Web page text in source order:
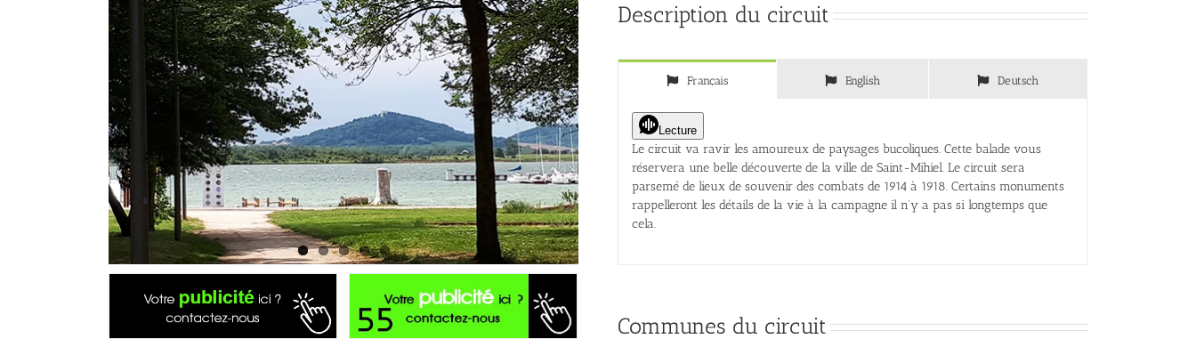
Description du circuit
Français English Deutsch
Lecture
Le circuit va ravir les amoureux de paysages bucoliques. Cette balade vous
réservera une belle découverte de la ville de Saint-Mihiel. Le circuit sera
parsemé de lieux de souvenir des combats de 1914 à 1918. Certains monuments
rappelleront les détails de la vie à la campagne il n’y a pas si longtemps que
cela.
Communes du circuit